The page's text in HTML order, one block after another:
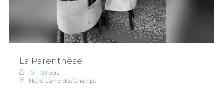
La Parenthèse
10 - 100 pers.
Notre-Dame-des-Champs